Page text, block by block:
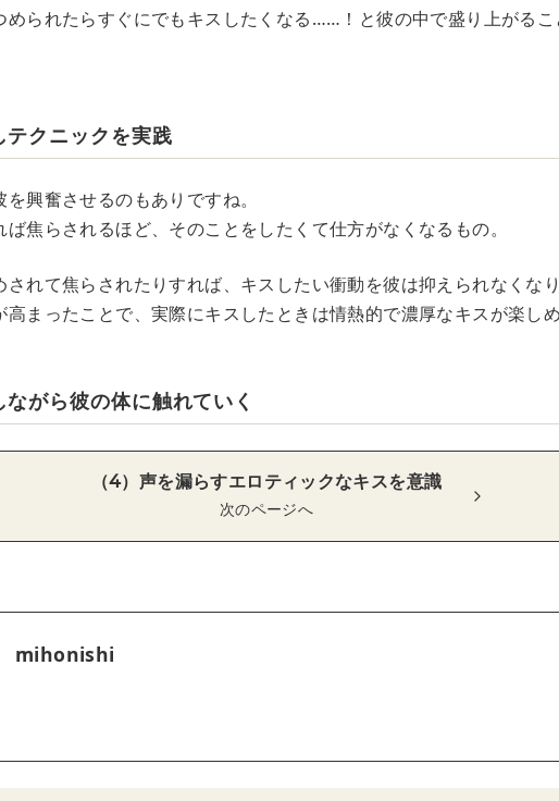
められたらすぐにでもキスしたくなる……！と彼の中で盛り上がる
テクニックを実践
興奮させるのもありですね。
ば焦らされるほど、そのことをしたくて仕方がなくなるもの。
されて焦らされたりすれば、キスしたい衝動を彼は抑えられなくなり
高まったことで、実際にキスしたときは情熱的で濃厚なキスが楽しめ
ながら彼の体に触れていく
（4）声を漏らすエロティックなキスを意識
次のページへ
mihonishi